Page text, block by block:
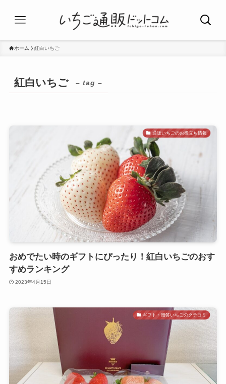
ホーム 紅白いちご
紅白いちご – tag –
通販いちごのお役立ち情報
おめでたい時のギフトにぴったり！紅白いちごのおす
すめランキング
2023年4月15日
ギフト・贈答いちごのクチコミ